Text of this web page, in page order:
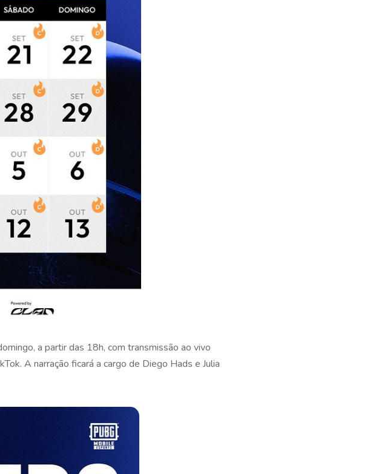
a partir das 18h, com transmissão ao vivo
A narração ficará a cargo de Diego Hads e Julia